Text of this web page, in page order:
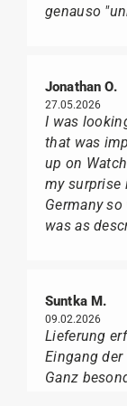
genauso
Jonathan O.
27.05.2026
I was
that was
up on
my surprise
Germany
was as
Suntka M.
09.02.2026
Lieferung
Eingang
Ganz